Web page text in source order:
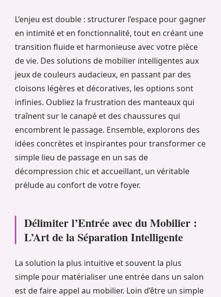
L’enjeu est double : structurer l’espace pour gagner
en intimité et en fonctionnalité, tout en créant une
transition fluide et harmonieuse avec votre pièce
de vie. Des solutions de mobilier intelligentes aux
jeux de couleurs audacieux, en passant par des
cloisons légères et décoratives, les options sont
infinies. Oubliez la frustration des manteaux qui
traînent sur le canapé et des chaussures qui
encombrent le passage. Ensemble, explorons des
idées concrètes et inspirantes pour transformer ce
simple lieu de passage en un sas de
décompression chic et accueillant, un véritable
prélude au confort de votre foyer.
Délimiter l’Entrée avec du Mobilier :
L’Art de la Séparation Intelligente
La solution la plus intuitive et souvent la plus
simple pour matérialiser une entrée dans un salon
est de faire appel au mobilier. Loin d’être un simple